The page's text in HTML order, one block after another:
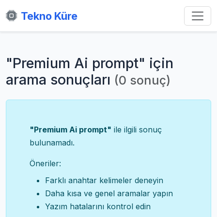
Tekno Küre
"Premium Ai prompt" için
arama sonuçları (0 sonuç)
"Premium Ai prompt" ile ilgili sonuç
bulunamadı.
Öneriler:
Farklı anahtar kelimeler deneyin
Daha kısa ve genel aramalar yapın
Yazım hatalarını kontrol edin